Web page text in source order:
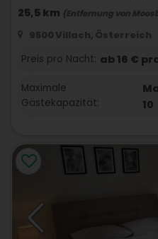
25,5 km (Entfernung von
9500 Villach, Österreich
Preis pro Nacht: ab 16 €
Maximale
Gästekapazität:
10